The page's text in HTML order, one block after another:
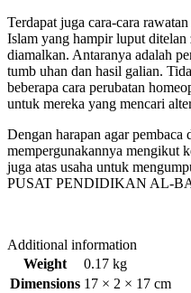
Terdapat juga cara-cara
Islam yang hampir luput ditelan
diamalkan. Antaranya adalah
tumb uhan dan hasil galian.
beberapa cara perubatan
untuk mereka yang mencari
Dengan harapan agar
mempergunakannya mengikut
juga atas usaha untuk
PUSAT PENDIDIKAN AL-
Additional information
Weight
0.17 kg
Dimensions 17 × 2 × 17 cm